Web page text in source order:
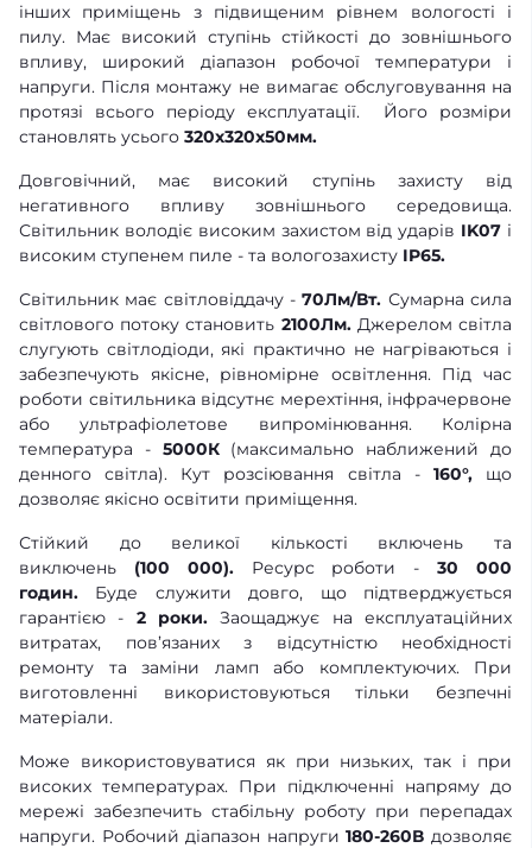
інших приміщень з підвищеним рівнем вологості і
пилу. Має високий ступінь стійкості до зовнішнього
впливу, широкий діапазон робочої температури і
напруги. Після монтажу не вимагає обслуговування на
протязі всього періоду експлуатації. Його розміри
становлять усього 320x320x50мм.
Довговічний, має високий ступінь захисту від
негативного впливу зовнішнього середовища.
Світильник володіє високим захистом від ударів IK07 і
високим ступенем пиле - та вологозахисту IP65.
Світильник має світловіддачу -70Лм/Вт. Сумарна сила
світлового потоку становить 2100Лм.Джерелом світла
слугують світлодіоди, які практично не нагріваються і
забезпечують якісне, рівномірне освітлення. Під час
роботи світильника відсутнє мерехтіння, інфрачервоне
або ультрафіолетове випромінювання. Колірна
температура - 5000К(максимально наближений до
денного світла). Кут розсіювання світла - 160°,що
дозволяє якісно освітити приміщення.
Стійкий до великої кількості включень та
виключень (100 000).Ресурс роботи -30 000
годин. Буде служити довго, що підтверджується
гарантією - 2 роки. Заощаджує на експлуатаційних
витратах, пов’язаних з відсутністю необхідності
ремонту та заміни ламп або комплектуючих. При
виготовленні використовуються тільки безпечні
матеріали.
Може використовуватися як при низьких, так і при
високих температурах. При підключенні напряму до
мережі забезпечить стабільну роботу при перепадах
напруги. Робочий діапазон напруги180-260В дозволяє